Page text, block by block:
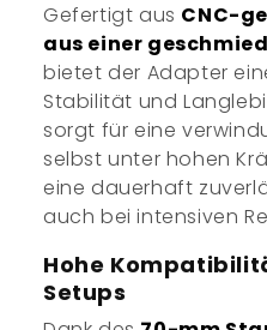
Gefertigt aus CNC-
aus einer
bietet der Adapter
Stabilität und
sorgt für eine
selbst unter hohen
eine dauerhaft
auch bei intensiven
Hohe
Setups